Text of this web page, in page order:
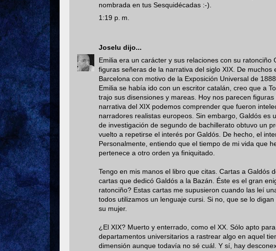
nombrada en tus Sesquidécadas :-).
1:19 p. m.
Joselu dijo...
Emilia era un carácter y sus relaciones con su
figuras señeras de la narrativa del siglo XIX. De
Barcelona con motivo de la Exposición Universal de
Emilia se había ido con un escritor catalán, creo que a
trajo sus disensiones y mareas. Hoy nos parecen
narrativa del XIX podemos comprender que fueron
narradores realistas europeos. Sin embargo, Galdós es
de investigación de segundo de bachillerato obtuvo un
vuelto a repetirse el interés por Galdós. De hecho, el
Personalmente, entiendo que el tiempo de mi vida que
pertenece a otro orden ya finiquitado.
Tengo en mis manos el libro que citas. Cartas a Galdós
cartas que dedicó Galdós a la Bazán. Éste es el gran
ratonciño? Estas cartas me supusieron cuando las leí
todos utilizamos un lenguaje cursi. Si no, que se lo
su mujer.
¿El XIX? Muerto y enterrado, como el XX. Sólo apto
departamentos universitarios a rastrear algo en aquel
dimensión aunque todavía no sé cuál. Y sí, hay